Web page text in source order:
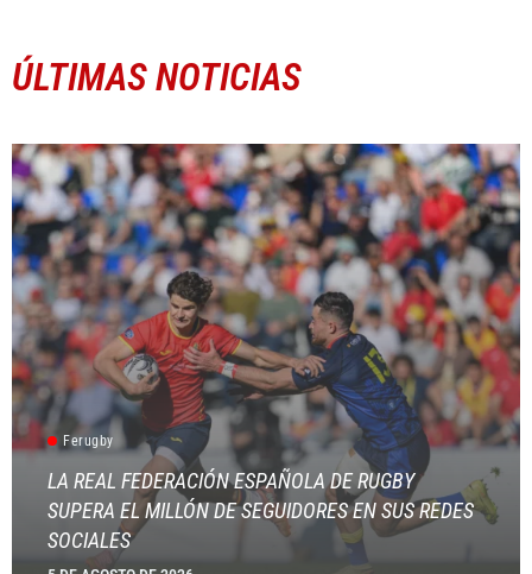
ÚLTIMAS NOTICIAS
Ferugby
LA REAL FEDERACIÓN ESPAÑOLA DE RUGBY
SUPERA EL MILLÓN DE SEGUIDORES EN SUS REDES
SOCIALES